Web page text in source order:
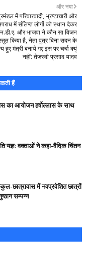
और नया
में परिवारवादी, भ्रष्टाचारी और
में संलिप्त लोगों को स्थान देकर
और भाजपा ने कौन सा विजन
किया है, नेता पुत्र बिना सदन के
हुए मंत्री बनाये गए इस पर चर्चा क्युं
नहीं: तेजस्वी प्रसाद यादव
हैं
का आयोजन हर्षोल्लास के साथ
यज्ञ: वक्ताओं ने कहा-वैदिक चिंतन
छात्रावास में नवप्रवेशित छात्रों
सम्पन्न